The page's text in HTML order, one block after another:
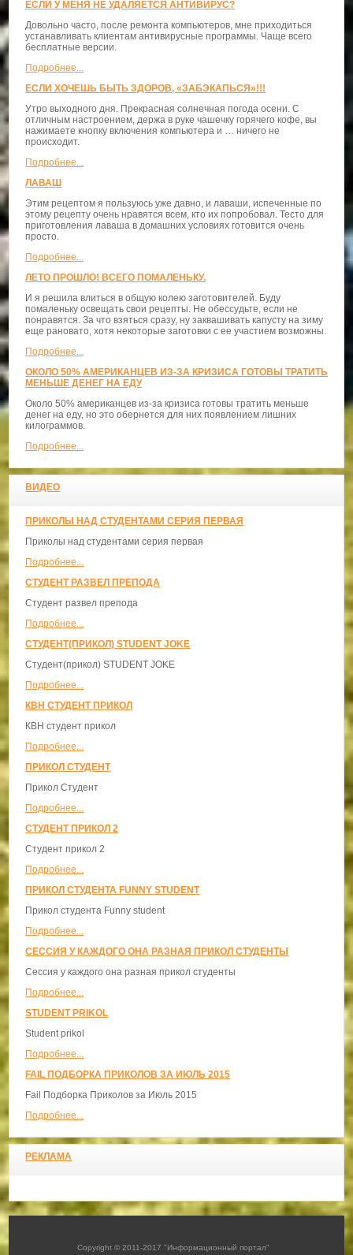
ЕСЛИ У МЕНЯ НЕ УДАЛЯЕТСЯ АНТИВИРУС?
Довольно часто, после ремонта компьютеров, мне приходиться
устанавливать клиентам антивирусные программы. Чаще всего
бесплатные версии.
Подробнее...
ЕСЛИ ХОЧЕШЬ БЫТЬ ЗДОРОВ, «ЗАБЭКАПЬСЯ»!!!
Утро выходного дня. Прекрасная солнечная погода осени. С
отличным настроением, держа в руке чашечку горячего кофе, вы
нажимаете кнопку включения компьютера и … ничего не
происходит.
Подробнее...
ЛАВАШ
Этим рецептом я пользуюсь уже давно, и лаваши, испеченные по
этому рецепту очень нравятся всем, кто их попробовал. Тесто для
приготовления лаваша в домашних условиях готовится очень
просто.
Подробнее...
ЛЕТО ПРОШЛО! ВСЕГО ПОМАЛЕНЬКУ.
И я решила влиться в общую колею заготовителей. Буду
помаленьку освещать свои рецепты. Не обессудьте, если не
понравятся. За что взяться сразу, ну заквашивать капусту на зиму
еще рановато, хотя некоторые заготовки с ее участием возможны.
Подробнее...
ОКОЛО 50% АМЕРИКАНЦЕВ ИЗ-ЗА КРИЗИСА ГОТОВЫ ТРАТИТЬ
МЕНЬШЕ ДЕНЕГ НА ЕДУ
Около 50% американцев из-за кризиса готовы тратить меньше
денег на еду, но это обернется для них появлением лишних
килограммов.
Подробнее...
ВИДЕО
ПРИКОЛЫ НАД СТУДЕНТАМИ СЕРИЯ ПЕРВАЯ
Приколы над студентами серия первая
Подробнее...
СТУДЕНТ РАЗВЕЛ ПРЕПОДА
Студент развел препода
Подробнее...
СТУДЕНТ(ПРИКОЛ) STUDENT JOKE
Студент(прикол) STUDENT JOKE
Подробнее...
КВН СТУДЕНТ ПРИКОЛ
КВН студент прикол
Подробнее...
ПРИКОЛ СТУДЕНТ
Прикол Студент
Подробнее...
СТУДЕНТ ПРИКОЛ 2
Студент прикол 2
Подробнее...
ПРИКОЛ СТУДЕНТА FUNNY STUDENT
Прикол студента Funny student
Подробнее...
СЕССИЯ У КАЖДОГО ОНА РАЗНАЯ ПРИКОЛ СТУДЕНТЫ
Сессия у каждого она разная прикол студенты
Подробнее...
STUDENT PRIKOL
Student prikol
Подробнее...
FAIL ПОДБОРКА ПРИКОЛОВ ЗА ИЮЛЬ 2015
Fail Подборка Приколов за Июль 2015
Подробнее...
РЕКЛАМА
Copyright © 2011-2017 "Информационный портал"